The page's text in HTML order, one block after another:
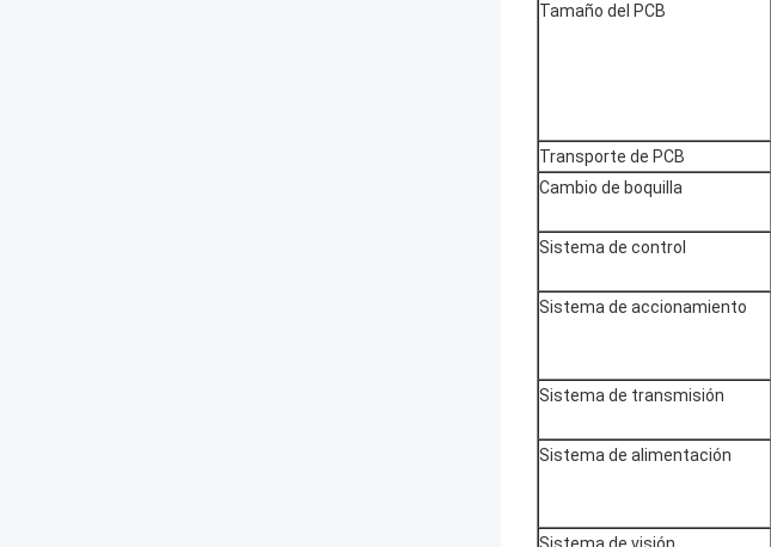
Tamaño del PCB
Transporte de PCB
Cambio de boquilla
Sistema de control
Sistema de accionamiento
Sistema de transmisión
Sistema de alimentación